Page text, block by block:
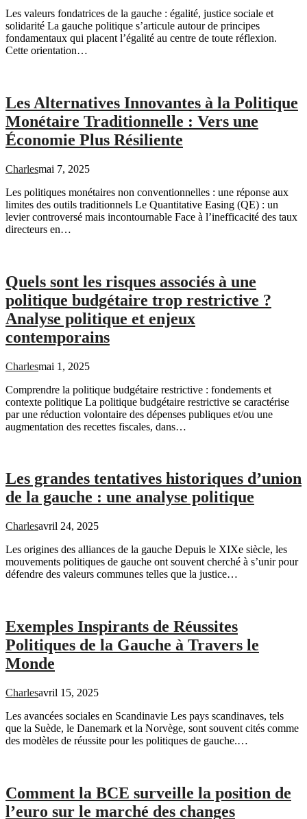
Les valeurs fondatrices de la gauche : égalité, justice sociale et
solidarité La gauche politique s’articule autour de principes
fondamentaux qui placent l’égalité au centre de toute réflexion.
Cette orientation…
Les Alternatives Innovantes à la Politique
Monétaire Traditionnelle : Vers une
Économie Plus Résiliente
Charlesmai 7, 2025
Les politiques monétaires non conventionnelles : une réponse aux
limites des outils traditionnels Le Quantitative Easing (QE) : un
levier controversé mais incontournable Face à l’inefficacité des taux
directeurs en…
Quels sont les risques associés à une
politique budgétaire trop restrictive ?
Analyse politique et enjeux
contemporains
Charlesmai 1, 2025
Comprendre la politique budgétaire restrictive : fondements et
contexte politique La politique budgétaire restrictive se caractérise
par une réduction volontaire des dépenses publiques et/ou une
augmentation des recettes fiscales, dans…
Les grandes tentatives historiques d’union
de la gauche : une analyse politique
Charlesavril 24, 2025
Les origines des alliances de la gauche Depuis le XIXe siècle, les
mouvements politiques de gauche ont souvent cherché à s’unir pour
défendre des valeurs communes telles que la justice…
Exemples Inspirants de Réussites
Politiques de la Gauche à Travers le
Monde
Charlesavril 15, 2025
Les avancées sociales en Scandinavie Les pays scandinaves, tels
que la Suède, le Danemark et la Norvège, sont souvent cités comme
des modèles de réussite pour les politiques de gauche.…
Comment la BCE surveille la position de
l’euro sur le marché des changes